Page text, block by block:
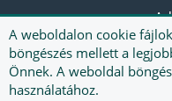
A weboldalon cookie
böngészés mellett a
Önnek. A weboldal
használatához.